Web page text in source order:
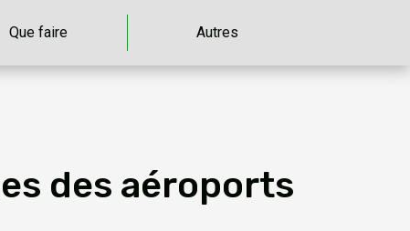
Que faire Autres
des aéroports